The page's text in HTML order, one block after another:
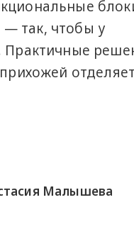
так, чтобы у
Практичные
отделяет
Малышева